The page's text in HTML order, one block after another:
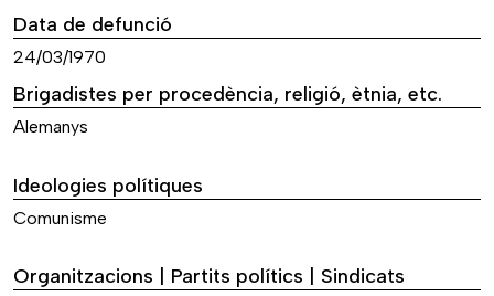
Data de defunció
24/03/1970
Brigadistes per procedència, religió, ètnia, etc.
Alemanys
Ideologies polítiques
Comunisme
Organitzacions | Partits polítics | Sindicats